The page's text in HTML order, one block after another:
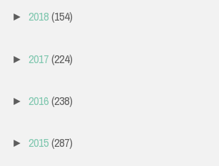
► 2018(154)
► 2017(224)
► 2016(238)
► 2015(287)